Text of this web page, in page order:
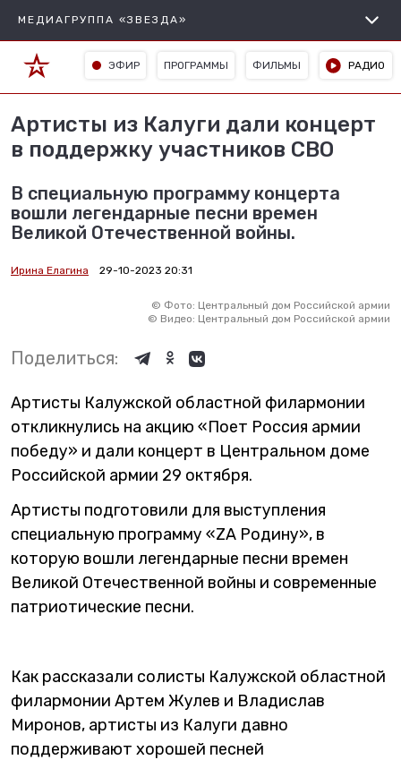
МЕДИАГРУППА «ЗВЕЗДА»
ЭФИР ПРОГРАММЫ ФИЛЬМЫ РАДИО
Артисты из Калуги дали концерт
в поддержку участников СВО
В специальную программу концерта
вошли легендарные песни времен
Великой Отечественной войны.
Ирина Елагина 29-10-2023 20:31
© Фото: Центральный дом Российской армии
© Видео: Центральный дом Российской армии
Поделиться:
Артисты Калужской областной филармонии
откликнулись на акцию «Поет Россия армии
победу» и дали концерт в Центральном доме
Российской армии 29 октября.
Артисты подготовили для выступления
специальную программу «ZA Родину», в
которую вошли легендарные песни времен
Великой Отечественной войны и современные
патриотические песни.
Как рассказали солисты Калужской областной
филармонии Артем Жулев и Владислав
Миронов, артисты из Калуги давно
поддерживают хорошей песней